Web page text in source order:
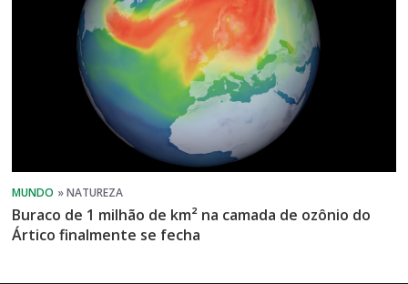
Buraco de 1 milhão de km² na camada de ozônio do
Ártico finalmente se fecha